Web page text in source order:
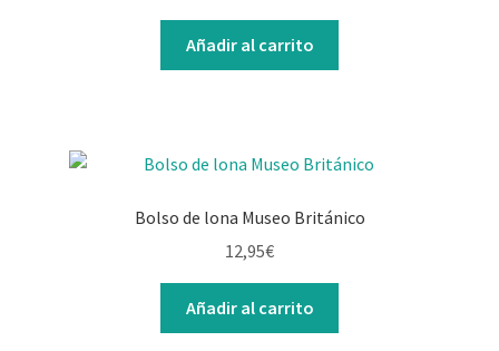
Añadir al carrito
Bolso de lona Museo Británico
12,95€
Añadir al carrito